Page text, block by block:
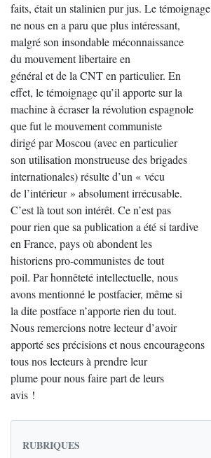
faits, était un stalinien pur jus. Le témoignage
ne nous en a paru que plus intéressant,
malgré son insondable méconnaissance
du mouvement libertaire en
général et de la CNT en particulier. En
effet, le témoignage qu’il apporte sur la
machine à écraser la révolution espagnole
que fut le mouvement communiste
dirigé par Moscou (avec en particulier
son utilisation monstrueuse des brigades
internationales) résulte d’un « vécu
de l’intérieur » absolument irrécusable.
C’est là tout son intérêt. Ce n’est pas
pour rien que sa publication a été si tardive
en France, pays où abondent les
historiens pro-communistes de tout
poil. Par honnêteté intellectuelle, nous
avons mentionné le postfacier, même si
la dite postface n’apporte rien du tout.
Nous remercions notre lecteur d’avoir
apporté ses précisions et nous encourageons
tous nos lecteurs à prendre leur
plume pour nous faire part de leurs
avis !
RUBRIQUES